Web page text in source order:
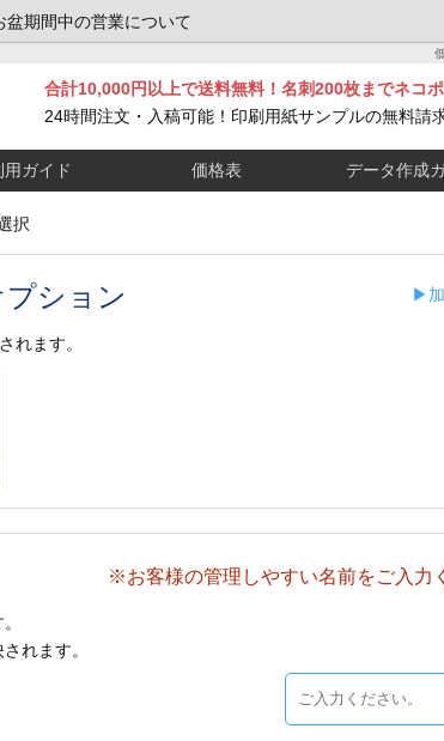
盆期間中の営業について
合計10,000円以上で送料無料！名刺200枚までネコ
24時間注文・入稿可能！印刷用紙サンプルの無料請
用ガイド 価格表 データ作成
択
ション ▶
れます。
※お客様の管理しやすい名前をご入力
れます。